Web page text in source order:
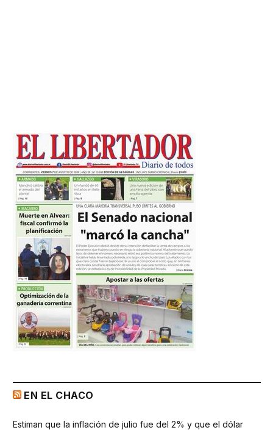
EN EL CHACO
Estiman que la inflación de julio fue del 2% y que el dólar